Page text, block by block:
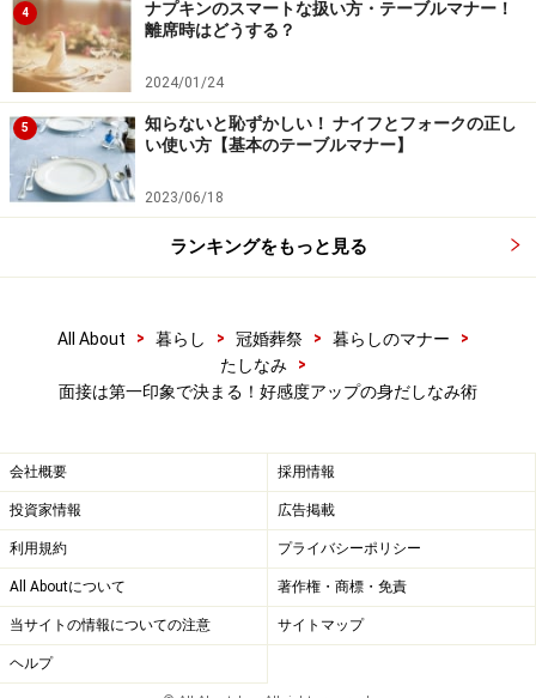
4
ナプキンのスマートな扱い方・テーブルマナー！
離席時はどうする？
2024/01/24
5
知らないと恥ずかしい！ ナイフとフォークの正し
い使い方【基本のテーブルマナー】
2023/06/18
ランキングをもっと見る
All About > 暮らし > 冠婚葬祭 > 暮らしのマナー
>
たしなみ
>
面接は第一印象で決まる！好感度アップの身だしなみ術
会社概要 採用情報
投資家情報 広告掲載
利用規約 プライバシーポリシー
All Aboutについて 著作権・商標・免責
当サイトの情報についての注意 サイトマップ
ヘルプ